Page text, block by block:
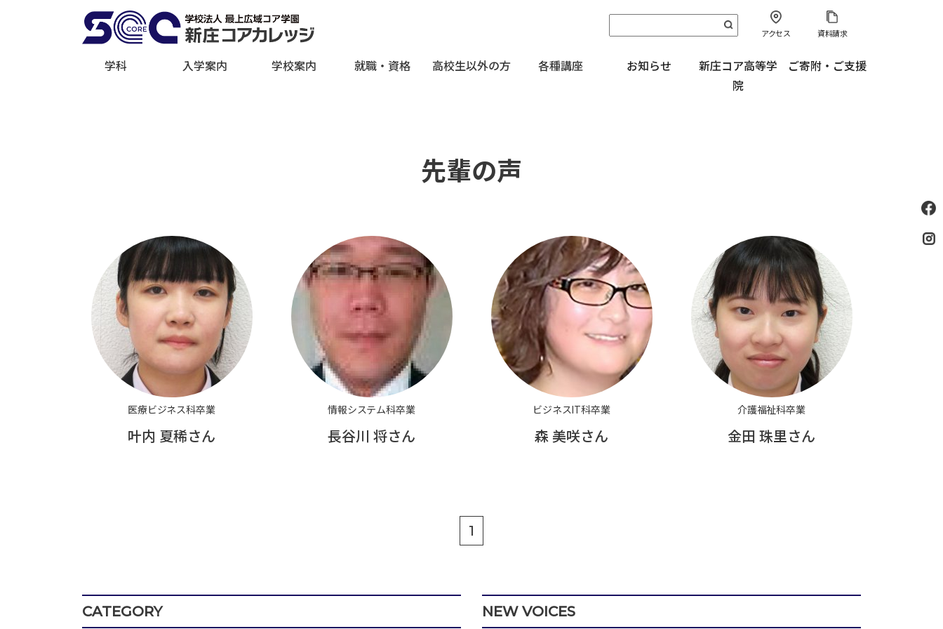
アクセス 資料請求
学科 入学案内 学校案内 就職・資格 高校生以外の方 各種講座 お知らせ
新庄コア高等学
院
ご寄附・ご支援
先輩の声
医療ビジネス科卒業
叶内 夏稀さん
情報システム科卒業
長谷川 将さん
ビジネスIT科卒業
森 美咲さん
介護福祉科卒業
金田 珠里さん
1
CATEGORY NEW VOICES